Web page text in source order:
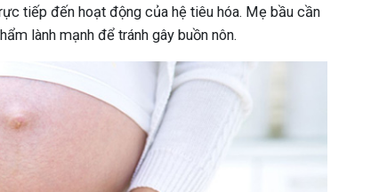
tiếp đến hoạt động của hệ tiêu hóa. Mẹ bầu cần
lành mạnh để tránh gây buồn nôn.